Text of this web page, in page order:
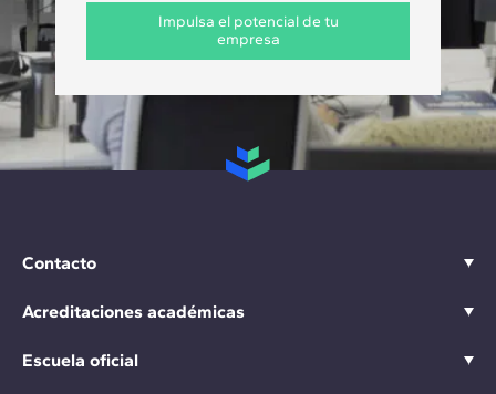
Impulsa el potencial de tu
empresa
Contacto
Acreditaciones académicas
Escuela oficial